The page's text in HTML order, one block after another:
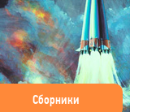
Сборники